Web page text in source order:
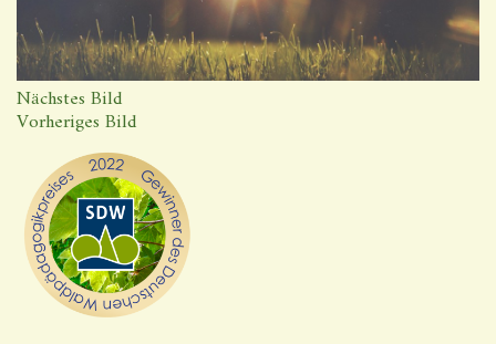
Nächstes Bild
Vorheriges Bild